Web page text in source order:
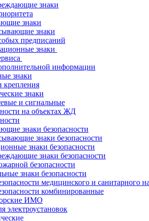
знаки
знаки
знаки
предписаний
знаки
информации
знаки
знаки
и сигнальные
на объектах ЖД
знаки безопасности
знаки безопасности
знаки безопасности
знаки безопасности
безопасности
знаки безопасности
медицинского и санитарного
комбинированные
ИМО
электроустановок